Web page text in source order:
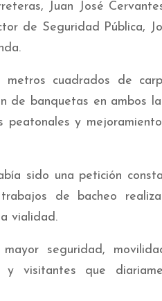
Juan José
de Seguridad Pública,
cuadrados de
de banquetas en ambos
peatonales y
sido una petición
de bacheo
vialidad.
seguridad,
y visitantes que